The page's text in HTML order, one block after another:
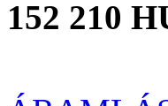
152 210